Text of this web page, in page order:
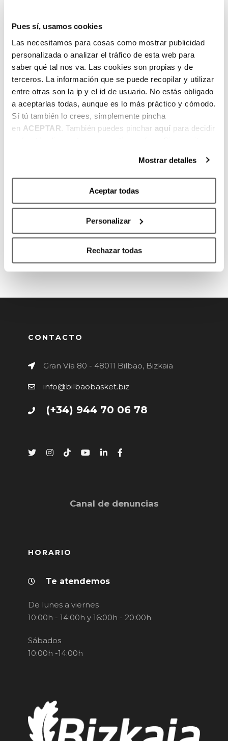
Pues sí, usamos cookies
Las necesitamos para cosas como mostrar publicidad
personalizada o analizar el tráfico de esta web para
saber qué tal nos va. Las cookies son propias y de
terceros. La información que se puede recopilar y utilizar
entre otras son la ip y el id de usuario. No estás obligado
a aceptarlas todas, aunque es lo más práctico y cómodo.
Sí tú también lo crees, simplemente pincha
en ACEPTAR . También puedes pinchar aquí para decidir
Mostrar detalles
Aceptar todas
Personalizar
Rechazar todas
Además, tiene una buena lectura de las
situaciones de bloqueo directo y del juego
en contraataque.
En defensa, es intenso en la defensa sobre
el jugador con balón y es rápido en el uso
de las manos.
Por lo tanto, creemos que es un jugador
que nos puede ayudar también en la
ANTERIOR SIGUIENTE
CONTACTO
Gran Vía 80 - 48011 Bilbao, Bizkaia
info@bilbaobasket.biz
(+34) 944 70 06 78
Canal de denuncias
HORARIO
Te atendemos
De lunes a viernes
10:00h - 14:00h y 16:00h - 20:00h
Sábados
10:00h -14:00h